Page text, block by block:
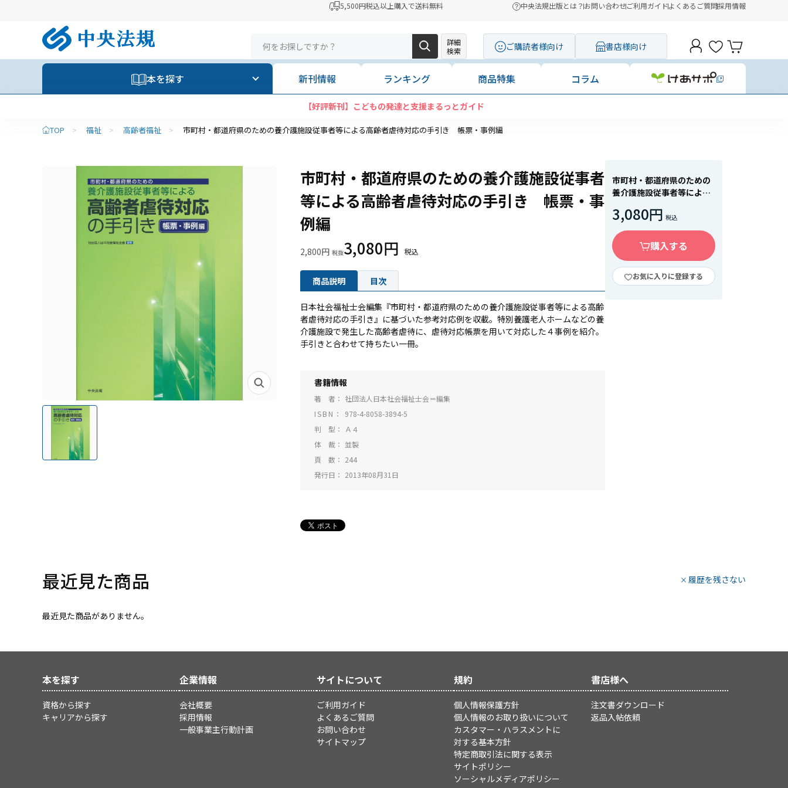
5,500円税込以上購入で送料無料 中央法規出版とは？お問い合わせご利用ガイドよくあるご質問採用情報
詳細
検索
ご購読者様向け 書店様向け
本を探す 新刊情報 ランキング 商品特集 コラム
【新刊】令和8報酬改定対応！事業者ハンドブック
TOP > 福祉 > 高齢者福祉 > 市町村・都道府県のための養介護施設従事者等による高齢者虐待対応の手引き 帳票・事例編
市町村・都道府県のための養介護施設従事者
等による高齢者虐待対応の手引き 帳票・事
例編
2,800円 3,080円
商品説明 目次
日本社会福祉士会編集『市町村・都道府県のための養介護施設従事者等による高齢
者虐待対応の手引き』に基づいた参考対応例を収載。特別養護老人ホームなどの養
介護施設で発生した高齢者虐待に、虐待対応帳票を用いて対応した４事例を紹介。
手引きと合わせて持ちたい一冊。
書籍情報
著 者
社団法人日本社会福祉士会＝編集
ISBN
978-4-8058-3894-5
判 型
Ａ４
体 裁
並製
頁 数
244
発行日
2013年08月31日
市町村・都道府県のための
養介護施設従事者等による
帳票・事例編
3,080円
購入する
お気に入りに登録する
最近見た商品
最近見た商品がありません。
履歴を残さない
本を探す
資格から探す
キャリアから探す
企業情報
会社概要
採用情報
一般事業主行動計画
サイトについて
ご利用ガイド
よくあるご質問
お問い合わせ
サイトマップ
規約
個人情報保護方針
個人情報のお取り扱いについて
カスタマー・ハラスメントに
対する基本方針
特定商取引法に関する表示
サイトポリシー
ソーシャルメディアポリシー
書店様へ
注文書ダウンロード
返品入帖依頼